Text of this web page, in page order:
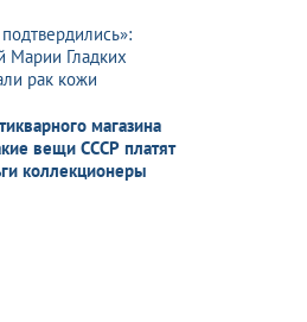
Марии Гладких
рак кожи
магазина
вещи СССР платят
коллекционеры